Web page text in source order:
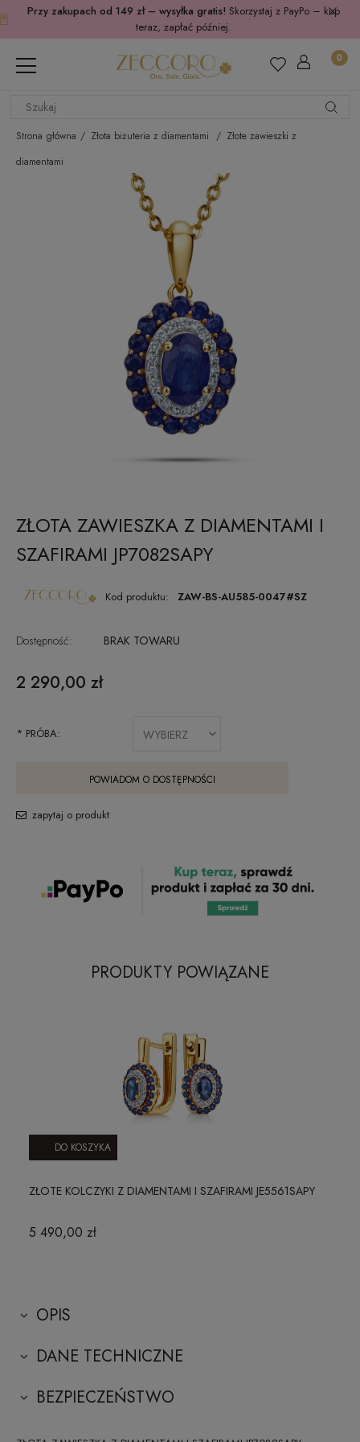
Przy zakupach od 149 zł – wysyłka gratis! Skorzystaj z PayPo – kup
teraz, zapłać później.
Strona główna Złota biżuteria z diamentami
Złote zawieszki z
diamentami
ZŁOTA ZAWIESZKA Z DIAMENTAMI I
SZAFIRAMI JP7082SAPY
Kod produktu: ZAW-BS-AU585-0047#SZ
Dostępność: BRAK TOWARU
2 290,00 zł
* PRÓBA:
POWIADOM O DOSTĘPNOŚCI
zapytaj o produkt
PRODUKTY POWIĄZANE
ZŁOTE KOLCZYKI Z DIAMENTAMI I SZAFIRAMI JE5561SAPY
5 490,00 zł
DO KOSZYKA
OPIS
DANE TECHNICZNE
BEZPIECZEŃSTWO